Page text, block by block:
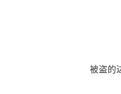
被盗的